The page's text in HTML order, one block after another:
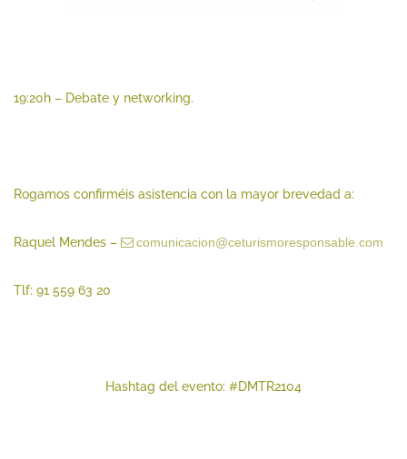
19:20h – Debate y networking.
Rogamos confirméis asistencia con la mayor brevedad a:
Raquel Mendes – comunicacion@ceturismoresponsable.com
Tlf: 91 559 63 20
Hashtag del evento: #DMTR2104